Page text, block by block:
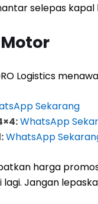
selepas
Motor
Logistics
Sekarang
WhatsApp
WhatsApp
harga
Jangan